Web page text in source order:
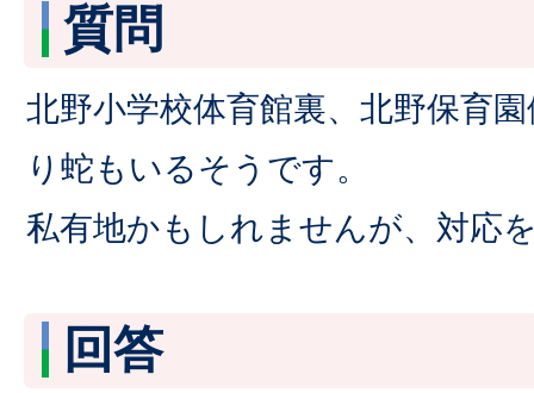
質問
北野小学校体育館裏、北野保育
り蛇もいるそうです。
私有地かもしれませんが、対応
回答